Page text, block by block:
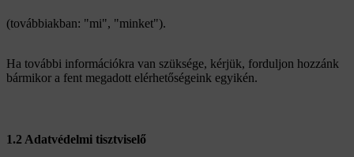
(továbbiakban: "mi", "minket").
Ha további információkra van szüksége, kérjük, forduljon hozzánk
bármikor a fent megadott elérhetőségeink egyikén.
1.2 Adatvédelmi tisztviselő